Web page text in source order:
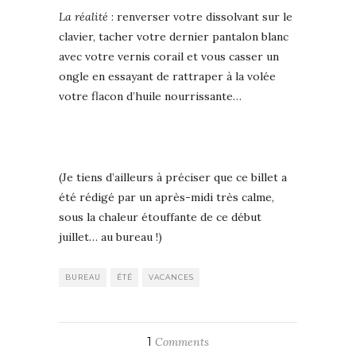
La réalité : renverser votre dissolvant sur le
clavier, tacher votre dernier pantalon blanc
avec votre vernis corail et vous casser un
ongle en essayant de rattraper à la volée
votre flacon d’huile nourrissante…
(Je tiens d’ailleurs à préciser que ce billet a
été rédigé par un après-midi très calme,
sous la chaleur étouffante de ce début
juillet… au bureau !)
BUREAU ÉTÉ VACANCES
1 Comments